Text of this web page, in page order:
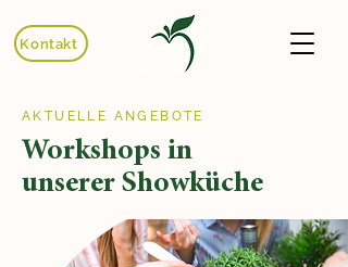
Kontakt
AKTUELLE ANGEBOTE
Workshops in
unserer Showküche